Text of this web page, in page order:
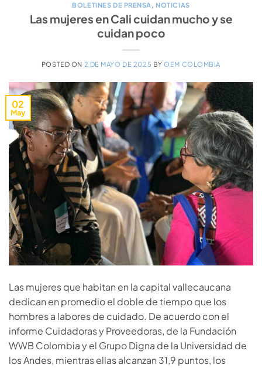
BOLETINES DE PRENSA,NOTICIAS
Las mujeres en Cali cuidan mucho y se
cuidan poco
POSTED ON 2 DE MAYO DE 2025 BYOEM COLOMBIA
02
May
Las mujeres que habitan en la capital vallecaucana
dedican en promedio el doble de tiempo que los
hombres a labores de cuidado. De acuerdo con el
informe Cuidadoras y Proveedoras, de la Fundación
WWB Colombia y el Grupo Digna de la Universidad de
los Andes, mientras ellas alcanzan 31,9 puntos, los